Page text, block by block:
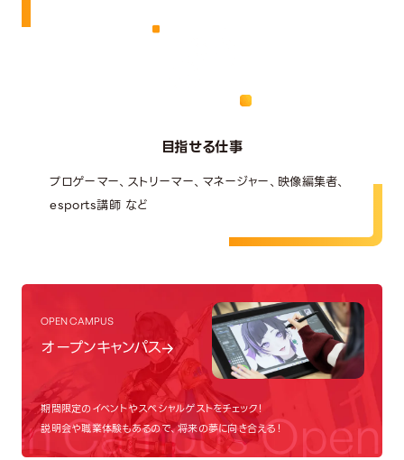
目指せる仕事
プロゲーマー、ストリーマー、マネージャー、映像編集者、
esports講師 など
OPEN CAMPUS
オープンキャンパス
期間限定のイベントやスペシャルゲストをチェック！
説明会や職業体験もあるので、将来の夢に向き合える！
Campus Open